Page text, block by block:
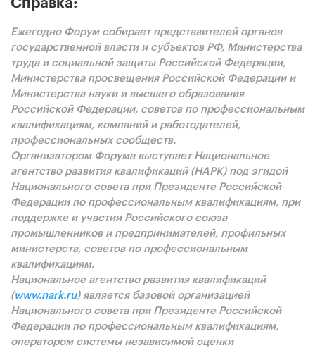
Ежегодно Форум собирает представителей органов
государственной власти и субъектов РФ, Министерства
труда и социальной защиты Российской Федерации,
Министерства просвещения Российской Федерации и
Министерства науки и высшего образования
Российской Федерации, советов по профессиональным
квалификациям, компаний и работодателей,
профессиональных сообществ.
Организатором Форума выступает Национальное
агентство развития квалификаций (НАРК) под эгидой
Национального совета при Президенте Российской
Федерации по профессиональным квалификациям, при
поддержке и участии Российского союза
промышленников и предпринимателей, профильных
министерств, советов по профессиональным
квалификациям.
Национальное агентство развития квалификаций
(www.nark.ru) является базовой организацией
Национального совета при Президенте Российской
Федерации по профессиональным квалификациям,
оператором системы независимой оценки